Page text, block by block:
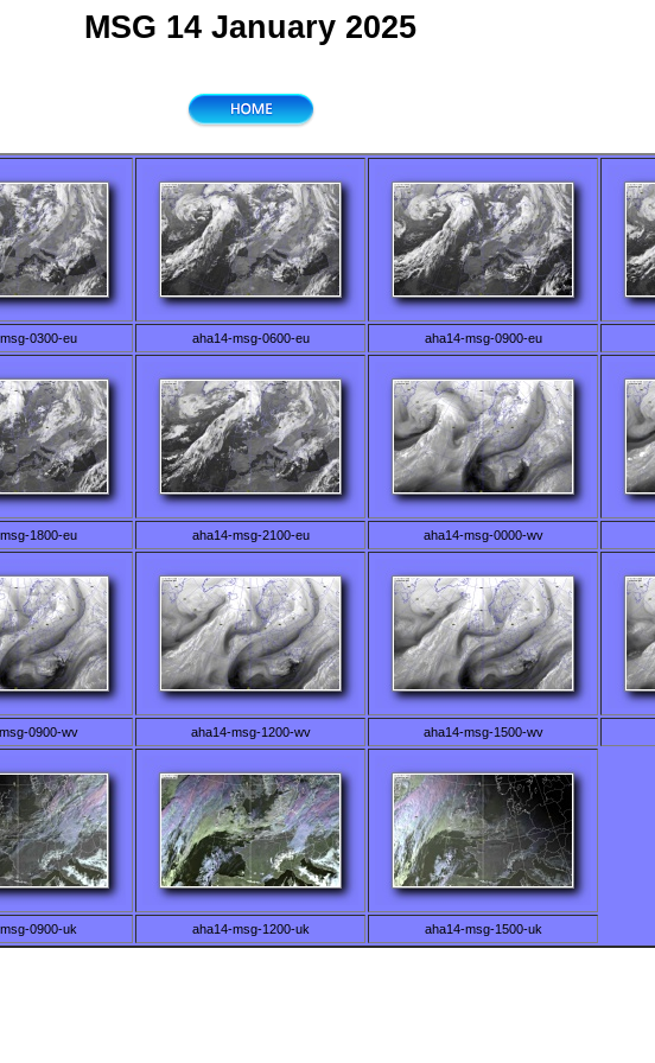
MSG 14 January 2025
0300-eu aha14-msg-0600-eu aha14-msg-0900-eu
1800-eu aha14-msg-2100-eu aha14-msg-0000-wv
0900-wv aha14-msg-1200-wv aha14-msg-1500-wv
0900-uk aha14-msg-1200-uk aha14-msg-1500-uk